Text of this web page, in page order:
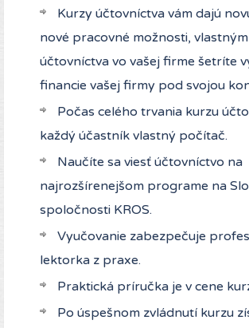
Kurzy účtovníctva vám dajú
nové pracovné možnosti,
účtovníctva vo vašej firme šetríte
financie vašej firmy pod svojou
Počas celého trvania kurzu
každý účastník vlastný počítač.
Naučíte sa viesť účtovníctvo na
najrozšírenejšom programe na
spoločnosti KROS.
Vyučovanie zabezpečuje
lektorka z praxe.
Praktická príručka je v cene
Po úspešnom zvládnutí kurzu